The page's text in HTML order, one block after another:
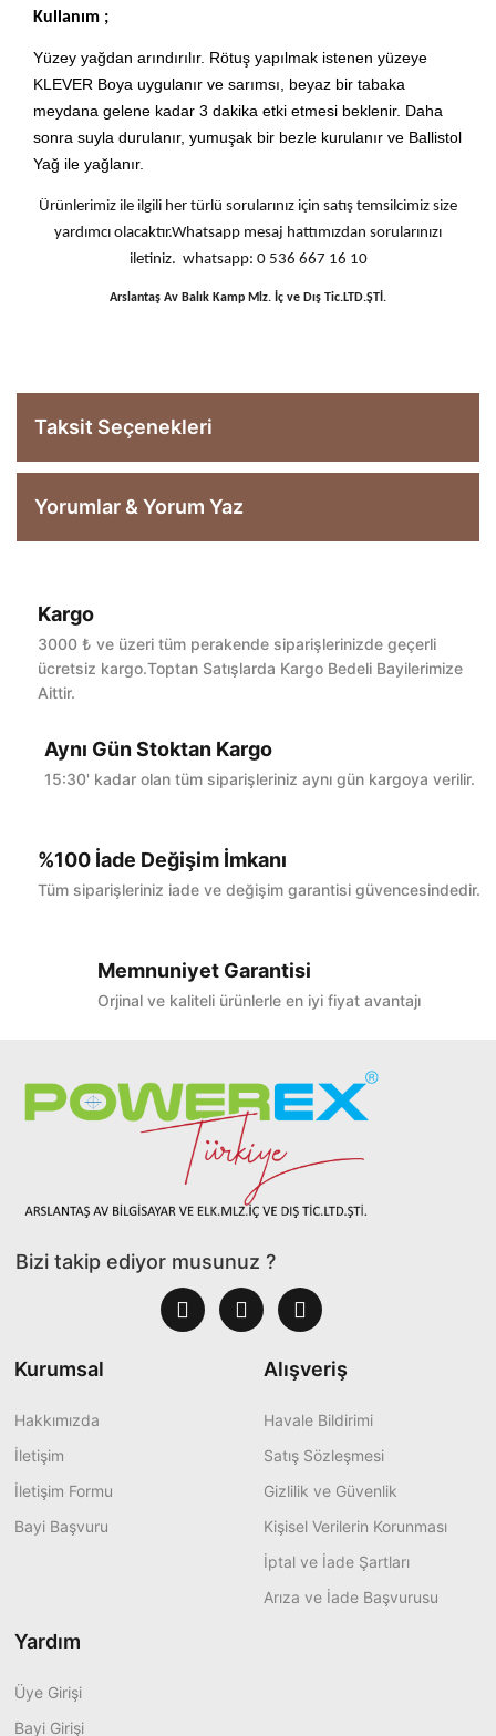
Kullanım ;
Yüzey yağdan arındırılır. Rötuş yapılmak istenen yüzeye
KLEVER Boya uygulanır ve sarımsı, beyaz bir tabaka
meydana gelene kadar 3 dakika etki etmesi beklenir. Daha
sonra suyla durulanır, yumuşak bir bezle kurulanır ve Ballistol
Yağ ile yağlanır.
Ürünlerimiz ile ilgili her türlü sorularınız için satış temsilcimiz size
yardımcı olacaktır.Whatsapp mesaj hattımızdan sorularınızı
iletiniz. whatsapp: 0 536 667 16 10
Arslantaş Av Balık Kamp Mlz. İç ve Dış Tic.LTD.ŞTİ.
Taksit Seçenekleri
Yorumlar & Yorum Yaz
Bu ürüne ilk yorumu siz yapın!
Kargo
3000 ₺ ve üzeri tüm perakende siparişlerinizde geçerli
ücretsiz kargo.Toptan Satışlarda Kargo Bedeli Bayilerimize
Aittir.
Aynı Gün Stoktan Kargo
15:30' kadar olan tüm siparişleriniz aynı gün kargoya verilir.
%100 İade Değişim İmkanı
Tüm siparişleriniz iade ve değişim garantisi güvencesindedir.
Memnuniyet Garantisi
Orjinal ve kaliteli ürünlerle en iyi fiyat avantajı
Bizi takip ediyor musunuz ?
Kurumsal
Hakkımızda
İletişim
İletişim Formu
Bayi Başvuru
Alışveriş
Havale Bildirimi
Satış Sözleşmesi
Gizlilik ve Güvenlik
Kişisel Verilerin Korunması
İptal ve İade Şartları
Arıza ve İade Başvurusu
Yardım
Üye Girişi
Bayi Girişi